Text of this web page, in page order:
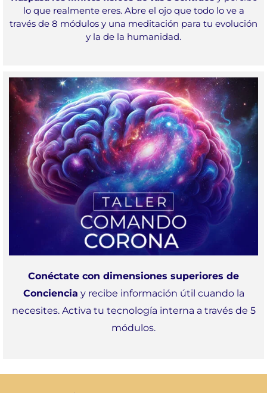
lo que realmente eres. Abre el ojo que todo lo ve a
través de 8 módulos y una meditación para tu evolución
y la de la humanidad.
Conéctate con dimensiones superiores de
Conciencia y recibe información útil cuando la
necesites. Activa tu tecnología interna a través de 5
módulos.